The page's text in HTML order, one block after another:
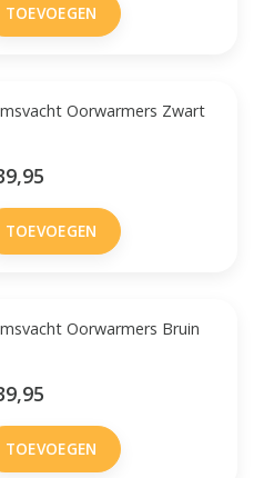
TOEVOEGEN
Oorwarmers Zwart
TOEVOEGEN
Oorwarmers Bruin
TOEVOEGEN